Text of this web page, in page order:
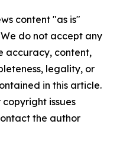
content "as is"
do not accept any
accuracy, content,
legality, or
in this article.
issues
the author